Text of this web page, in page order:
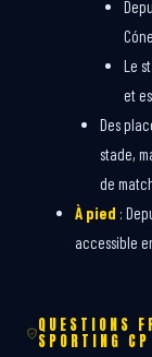
Le
et
Des
stade,
de
À pied :
accessible
QUESTIONS
SPORTING CP